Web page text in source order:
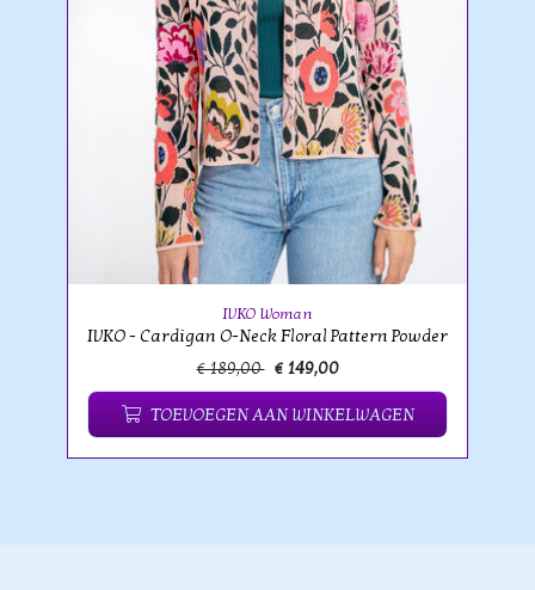
IVKO Woman
IVKO - Cardigan O-Neck Floral Pattern Powder
€ 189,00 € 149,00
TOEVOEGEN AAN WINKELWAGEN